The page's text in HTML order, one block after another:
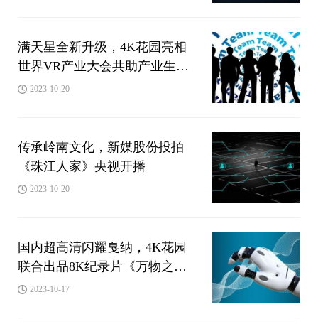
满天星全新升级，4K花园亮相
世界VR产业大会共助产业生态
协同发展
2023-10-20
传承岭南文化，新媒股份投拍
《珠江人家》央视开播
2023-10-20
国内超高清闪耀戛纳，4K花园
联合出品8K纪录片《万物之生
·贵州篇》亮相MIPCOM 2023
2023-10-17